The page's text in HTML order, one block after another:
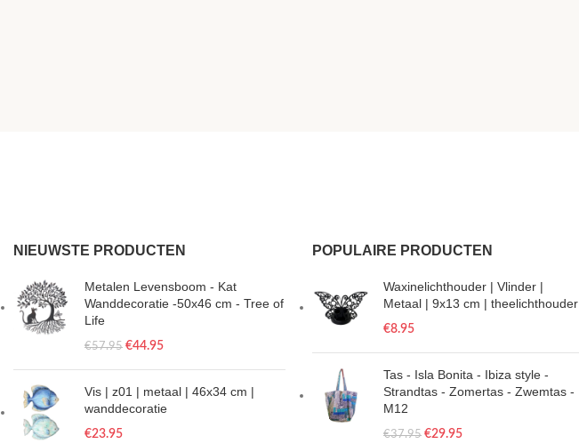
NIEUWSTE PRODUCTEN
Metalen Levensboom - Kat
Wanddecoratie -50x46 cm - Tree of
Life
€57.95 €44.95
Vis | z01 | metaal | 46x34 cm |
wanddecoratie
€23.95
POPULAIRE PRODUCTEN
Waxinelichthouder | Vlinder |
Metaal | 9x13 cm | theelichthouder
€8.95
Tas - Isla Bonita - Ibiza style -
Strandtas - Zomertas - Zwemtas -
M12
€37.95 €29.95